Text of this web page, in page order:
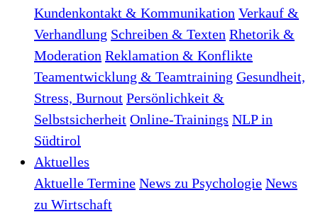
Kundenkontakt & Kommunikation Verkauf &
Verhandlung Schreiben & Texten Rhetorik &
Moderation Reklamation & Konflikte
Teamentwicklung & Teamtraining Gesundheit,
Stress, Burnout Persönlichkeit &
Selbstsicherheit Online-Trainings NLP in
Südtirol
Aktuelles
Aktuelle Termine News zu Psychologie News
zu Wirtschaft